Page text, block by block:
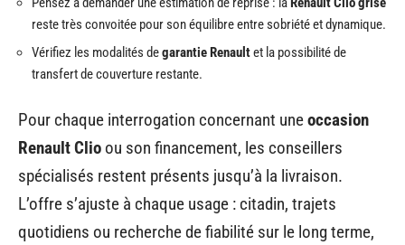
reste très convoitée pour son équilibre entre sobriété et dynamique.
Vérifiez les modalités degarantie Renaultet la possibilité de
transfert de couverture restante.
Pour chaque interrogation concernant uneoccasion
Renault Clio ou son financement, les conseillers
spécialisés restent présents jusqu’à la livraison.
L’offre s’ajuste à chaque usage : citadin, trajets
quotidiens ou recherche de fiabilité sur le long terme,